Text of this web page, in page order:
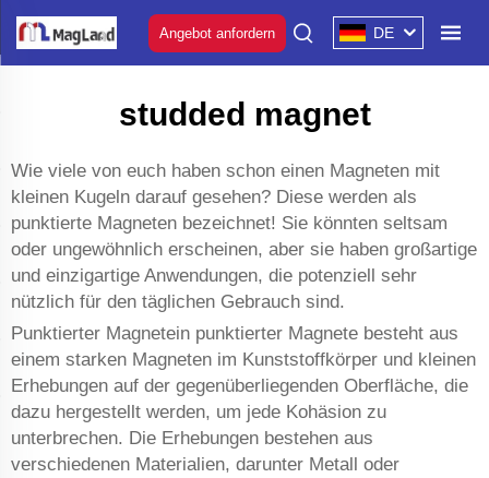
Angebot anfordern DE
studded magnet
Wie viele von euch haben schon einen Magneten mit
kleinen Kugeln darauf gesehen? Diese werden als
punktierte Magneten bezeichnet! Sie könnten seltsam
oder ungewöhnlich erscheinen, aber sie haben großartige
und einzigartige Anwendungen, die potenziell sehr
nützlich für den täglichen Gebrauch sind.
Punktierter Magnetein punktierter Magnete besteht aus
einem starken Magneten im Kunststoffkörper und kleinen
Erhebungen auf der gegenüberliegenden Oberfläche, die
dazu hergestellt werden, um jede Kohäsion zu
unterbrechen. Die Erhebungen bestehen aus
verschiedenen Materialien, darunter Metall oder